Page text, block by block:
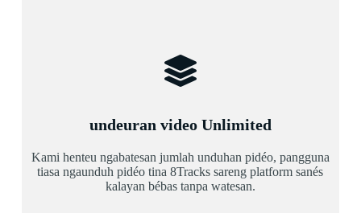
undeuran video Unlimited
Kami henteu ngabatesan jumlah unduhan pidéo, pangguna
tiasa ngaunduh pidéo tina 8Tracks sareng platform sanés
kalayan bébas tanpa watesan.